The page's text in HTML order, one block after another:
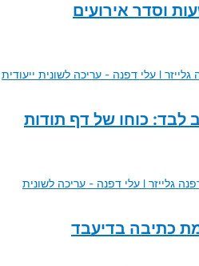
וסדר אירועים
לבד: כוחו של דף תודות
כתיבה בדיעבד